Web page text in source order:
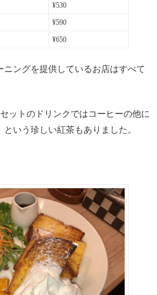
¥530
¥590
¥650
ニングを提供しているお店はすべて
ットのドリンクではコーヒーの他に
という珍しい紅茶もありました。